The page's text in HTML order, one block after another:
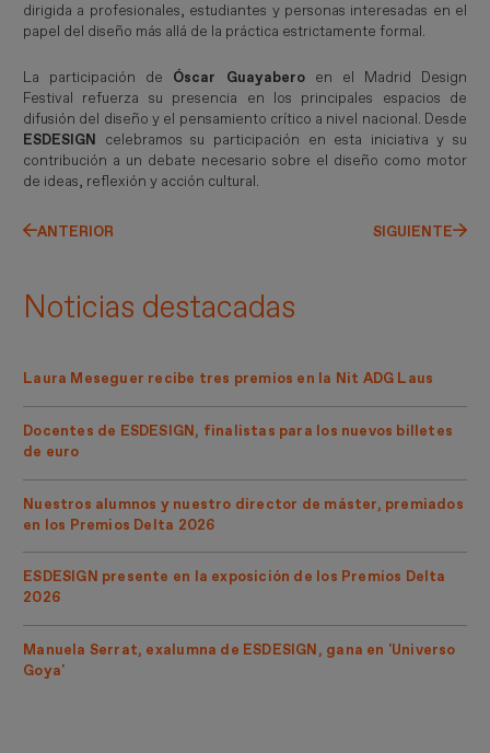
dirigida a profesionales, estudiantes y personas interesadas en el
papel del diseño más allá de la práctica estrictamente formal.
La participación de Óscar Guayaberoen el Madrid Design
Festival refuerza su presencia en los principales espacios de
difusión del diseño y el pensamiento crítico a nivel nacional. Desde
ESDESIGN
celebramos su participación en esta iniciativa y su
contribución a un debate necesario sobre el diseño como motor
de ideas, reflexión y acción cultural.
ANTERIOR SIGUIENTE
Noticias destacadas
Laura Meseguer recibe tres premios en la Nit ADG Laus
Docentes de ESDESIGN, finalistas para los nuevos billetes
de euro
Nuestros alumnos y nuestro director de máster, premiados
en los Premios Delta 2026
ESDESIGN presente en la exposición de los Premios Delta
2026
Manuela Serrat, exalumna de ESDESIGN, gana en 'Universo
Goya'